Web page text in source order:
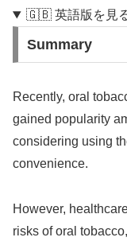
🇬🇧 英語版を見
Summary
Recently, oral
gained popularity
considering using
convenience.
However,
risks of oral